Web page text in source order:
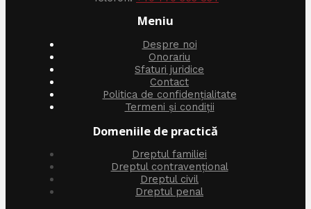
Meniu
Despre noi
Onorariu
Sfaturi juridice
Contact
Politica de confidențialitate
Termeni și condiții
Domeniile de practică
Dreptul familiei
Dreptul contravențional
Dreptul civil
Dreptul penal